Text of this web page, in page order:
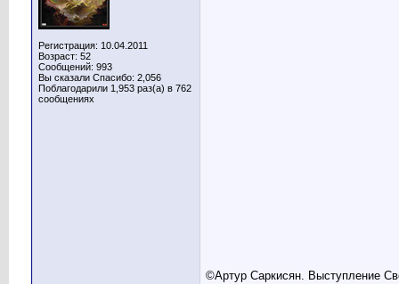
Регистрация: 10.04.2011
Возраст: 52
Сообщений: 993
Вы сказали Спасибо: 2,056
Поблагодарили 1,953 раз(а) в 762
сообщениях
©Артур Саркисян. Выступление